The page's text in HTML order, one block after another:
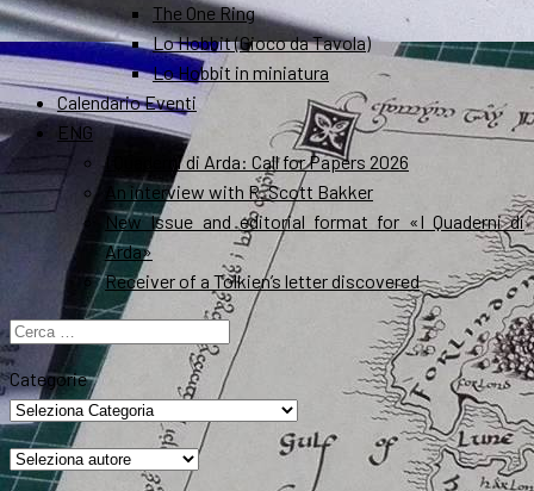
The One Ring
Lo Hobbit (Gioco da Tavola)
Lo Hobbit in miniatura
Calendario Eventi
ENG
I Quaderni di Arda: Call for Papers 2026
An interview with R. Scott Bakker
New Issue and editorial format for «I Quaderni di
Arda»
Receiver of a Tolkien’s letter discovered
Ricerca
per:
Categorie